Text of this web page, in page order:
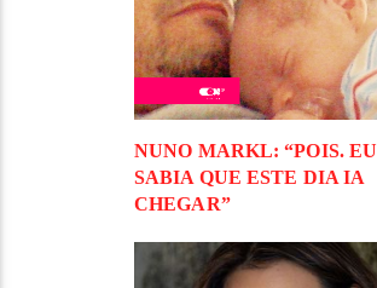
NUNO MARKL: “POIS. EU
SABIA QUE ESTE DIA IA
CHEGAR”